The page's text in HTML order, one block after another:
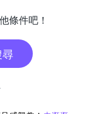
條件吧！